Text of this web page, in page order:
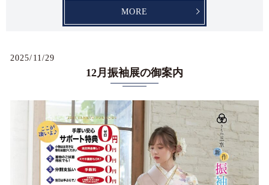
MORE
2025/11/29
12月振袖展の御案内